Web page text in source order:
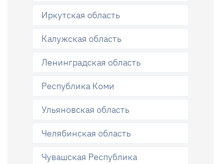
Иркутская область
Калужская область
Ленинградская область
Республика Коми
Ульяновская область
Челябинская область
Чувашская Республика